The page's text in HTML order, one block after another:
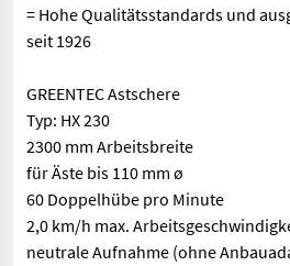
= Hohe Qualitätsstandards und
seit 1926
GREENTEC Astschere
Typ: HX 230
2300 mm Arbeitsbreite
für Äste bis 110 mm ø
60 Doppelhübe pro Minute
2,0 km/h max.
neutrale Aufnahme (ohne